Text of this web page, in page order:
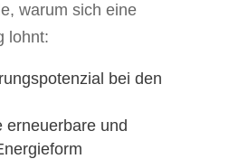
warum sich eine
lohnt:
bei den
erneuerbare und